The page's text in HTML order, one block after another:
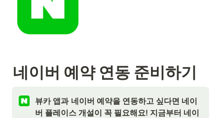
네이버 예약 연동 준비하기
뷰카 앱과 네이버 예약을 연동하고 싶다면 네이
버 플레이스 개설이 꼭 필요해요! 지금부터 네이